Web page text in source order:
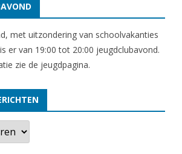
met uitzondering van schoolvakanties
er van 19:00 tot 20:00 jeugdclubavond.
zie de jeugdpagina.